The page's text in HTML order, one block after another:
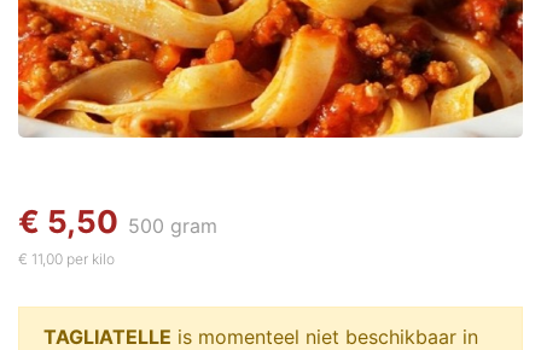
€ 5,50 500 gram
€ 11,00 per kilo
TAGLIATELLE is momenteel niet beschikbaar in